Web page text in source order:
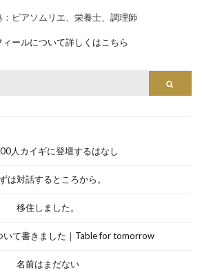
ビアソムリエ、栄養士、調理師
ィールについて詳しくはこちら
人カイギに登壇するはなし
は対話するところから。
移住しました。
いて書きました｜Table for tomorrow
名前はまだない